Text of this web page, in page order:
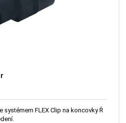
FLEX Clip na koncovky Ř